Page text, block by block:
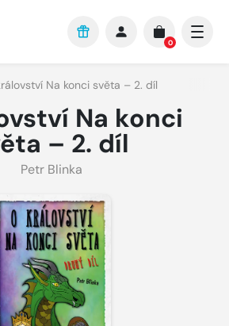
0
Na konci světa – 2. díl
Na konci
– 2. díl
Petr Blinka